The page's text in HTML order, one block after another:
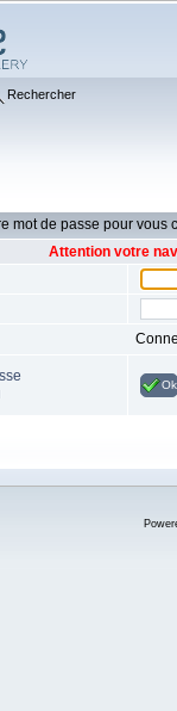
Rechercher
mot de passe pour vous
Attention votre
Ok